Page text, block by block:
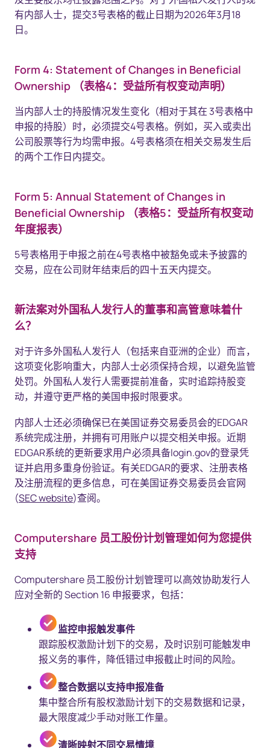
有内部人士，提交3号表格的截止日期为2026年3月18
日。
Form 4: Statement of Changes in Beneficial
Ownership （表格4：受益所有权变动声明）
当内部人士的持股情况发生变化（相对于其在 3号表格中
申报的持股）时，必须提交4号表格。例如，买入或卖出
公司股票等行为均需申报。4号表格须在相关交易发生后
的两个工作日内提交。
Form 5: Annual Statement of Changes in
Beneficial Ownership （表格5：受益所有权变动
年度报表）
5号表格用于申报之前在4号表格中被豁免或未予披露的
交易，应在公司财年结束后的四十五天内提交。
新法案对外国私人发行人的董事和高管意味着什
么？
对于许多外国私人发行人（包括来自亚洲的企业）而言，
这项变化影响重大，内部人士必须保持合规，以避免监管
处罚。外国私人发行人需要提前准备，实时追踪持股变
动，并遵守更严格的美国申报时限要求。
内部人士还必须确保已在美国证券交易委员会的EDGAR
系统完成注册，并拥有可用账户以提交相关申报。近期
EDGAR系统的更新要求用户必须具备login.gov的登录凭
证并启用多重身份验证。有关EDGAR的要求、注册表格
及注册流程的更多信息，可在美国证券交易委员会官网
(SEC website)查阅。
Computershare 员工股份计划管理如何为您提供
支持
Computershare 员工股份计划管理可以高效协助发行人
应对全新的 Section 16 申报要求，包括：
监控申报触发事件
跟踪股权激励计划下的交易，及时识别可能触发申
报义务的事件，降低错过申报截止时间的风险。
整合数据以支持申报准备
集中整合所有股权激励计划下的交易数据和记录，
最大限度减少手动对账工作量。
清晰映射不同交易情境